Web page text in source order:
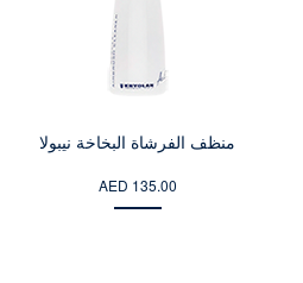
منظف الفرشاة البخاخة نيبولا
AED 135.00